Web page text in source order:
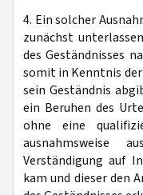
4. Ein solcher
zunächst
des Geständnisses
somit in Kenntnis
sein Geständnis
ein Beruhen des
ohne eine
ausnahmsweise
Verständigung auf
kam und dieser den